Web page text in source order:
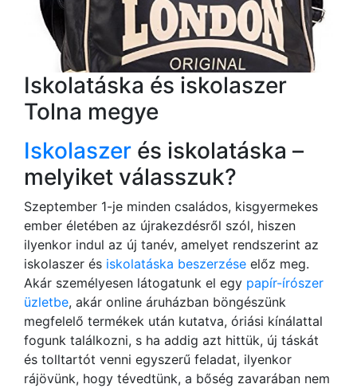
Iskolatáska és iskolaszer
Tolna megye
Iskolaszer és iskolatáska –
melyiket válasszuk?
Szeptember 1-je minden családos, kisgyermekes
ember életében az újrakezdésről szól, hiszen
ilyenkor indul az új tanév, amelyet rendszerint az
iskolaszer és iskolatáska beszerzése előz meg.
Akár személyesen látogatunk el egy papír-írószer
üzletbe, akár online áruházban böngészünk
megfelelő termékek után kutatva, óriási kínálattal
fogunk találkozni, s ha addig azt hittük, új táskát
és tolltartót venni egyszerű feladat, ilyenkor
rájövünk, hogy tévedtünk, a bőség zavarában nem